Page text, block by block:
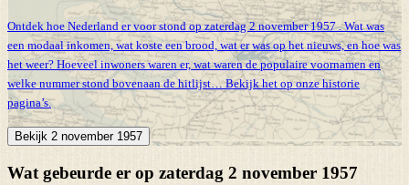
Ontdek hoe Nederland er voor stond op zaterdag 2 november 1957 . Wat was
een modaal inkomen, wat koste een brood, wat er was op het nieuws, en hoe was
het weer? Hoeveel inwoners waren er, wat waren de populaire voornamen en
welke nummer stond bovenaan de hitlijst… Bekijk het op onze historie
pagina’s.
Bekijk 2 november 1957
Wat gebeurde er op zaterdag 2 november 1957